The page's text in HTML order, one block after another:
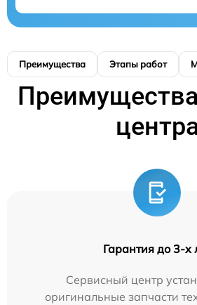
Преимущества Этапы работ
Гарантия до 3-х
Сервисный центр
оригинальные запчасти